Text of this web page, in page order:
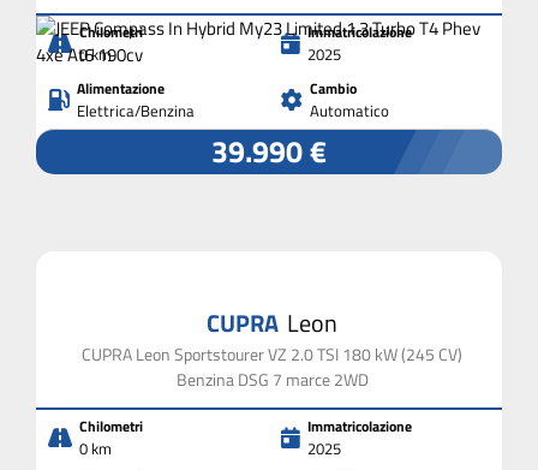
Chilometri
0 km
Immatricolazione
2025
Alimentazione
Elettrica/Benzina
Cambio
Automatico
39.990 €
CUPRA Leon
CUPRA Leon Sportstourer VZ 2.0 TSI 180 kW (245 CV)
Benzina DSG 7 marce 2WD
Chilometri
0 km
Immatricolazione
2025